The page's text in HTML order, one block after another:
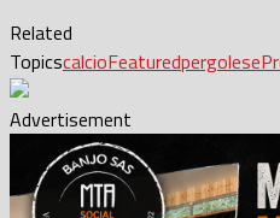
Related
TopicscalcioFeaturedpergolese
Advertisement